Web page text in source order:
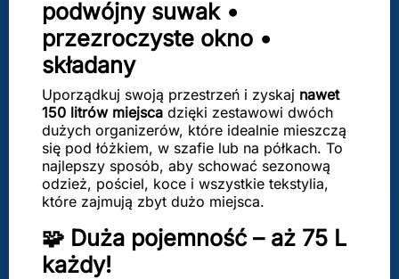
podwójny suwak •
przezroczyste okno •
składany
Uporządkuj swoją przestrzeń i zyskaj nawet
150 litrów miejsca dzięki zestawowi dwóch
dużych organizerów, które idealnie mieszczą
się pod łóżkiem, w szafie lub na półkach. To
najlepszy sposób, aby schować sezonową
odzież, pościel, koce i wszystkie tekstylia,
które zajmują zbyt dużo miejsca.
🧩 Duża pojemność – aż 75 L
każdy!